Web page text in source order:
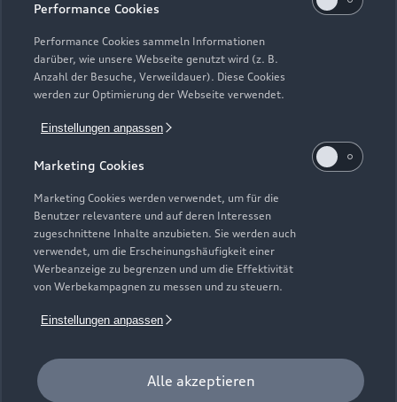
Performance Cookies
Performance Cookies sammeln Informationen
darüber, wie unsere Webseite genutzt wird (z. B.
Anzahl der Besuche, Verweildauer). Diese Cookies
werden zur Optimierung der Webseite verwendet.
Einstellungen anpassen
Marketing Cookies
Marketing Cookies werden verwendet, um für die
Benutzer relevantere und auf deren Interessen
zugeschnittene Inhalte anzubieten. Sie werden auch
verwendet, um die Erscheinungshäufigkeit einer
Werbeanzeige zu begrenzen und um die Effektivität
von Werbekampagnen zu messen und zu steuern.
Einstellungen anpassen
Alle akzeptieren
Elektromodelle
Plug-in-Hybride
Neuwagensuche
Gebrauchtwagensuche
Geschäftskunden
Service & Zubehör
Saisonale Angebote
Audi Services
Garantie
Audi digital services
myAudi
Support
Audi Code
Häufige Fragen (FAQ)
Audi Online Beratung
Online-Terminvereinbarung
Servicekontakt
Bordbuch & Bedienungsanleitungen
Über Audi
Unternehmen
Karriere
Investor Relations
Audi erleben
© 2026 AUDI AG. Alle Rechte vorbehalten
Impressum Rechtliches
Cookie-Richtlinie
Digital Services Act
EU Data Act